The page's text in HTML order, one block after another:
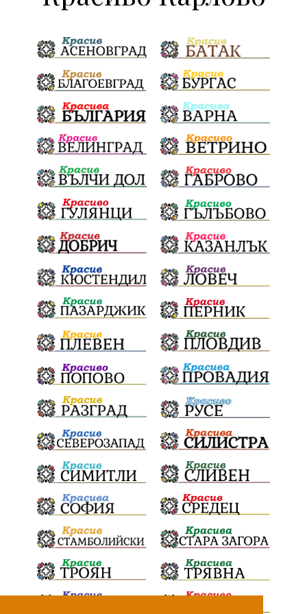
сигнали проверки майка дела
дебат детектор на лъжата любов
честност срещи правосъдие интерес
съзнание кмет битка за справедливост
президент реалност София мир
малцинства богдан стара планина
здравеопазване революционери професия
кукери мислене наука енергетика
бедствия лев икономика плодове
разследване подарък екскурзия
традиции и обичаи лято оставка дете
страх семинар язовири Сопот
Мирен протест съединение
активни граждане активни граждане
Честване Апостол електрически стълбове